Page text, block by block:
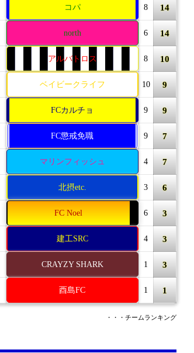
コパ 8 14
north 6 14
アルバトロス 8 10
ベイビークライフ 10 9
FCカルチョ 9 9
FC懲戒免職 9 7
マリンフィッシュ 4 7
北摂etc. 3 6
FC Noel 6 3
建工SRC 4 3
CRAYZY SHARK 1 3
酉島FC 1 1
・・・チームランキング